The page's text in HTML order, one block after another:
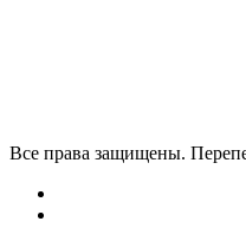
Все права защищены.